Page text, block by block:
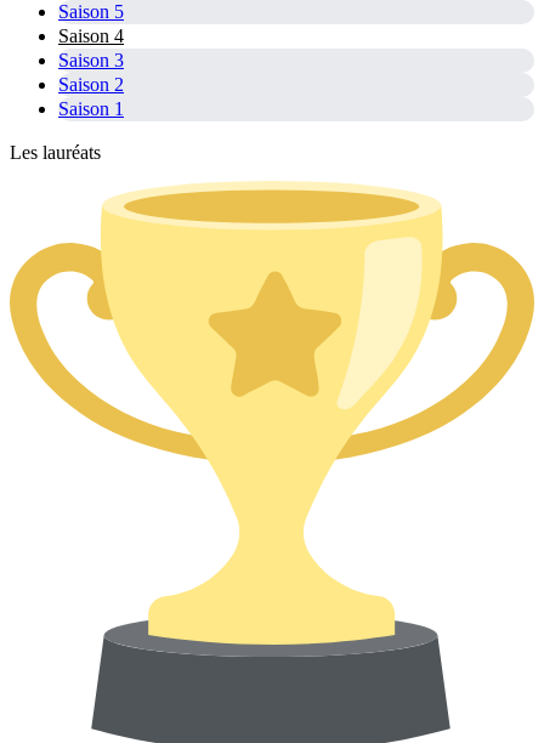
Saison 5
Saison 4
Saison 3
Saison 2
Saison 1
Les lauréats